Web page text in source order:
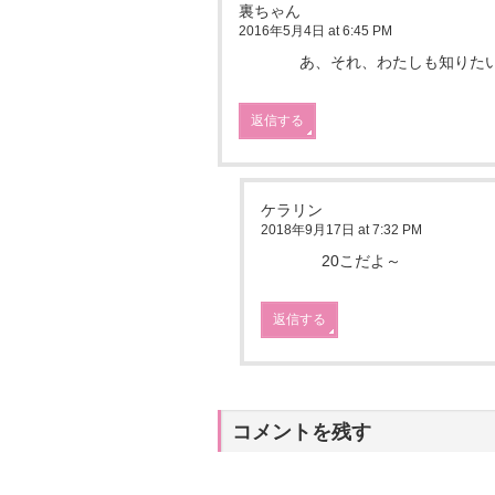
裏ちゃん
2016年5月4日 at 6:45 PM
あ、それ、わたしも知りたい
返信する
ケラリン
2018年9月17日 at 7:32 PM
20こだよ～
返信する
コメントを残す